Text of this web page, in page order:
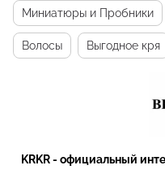
Миниатюры и Пробники
Волосы Выгодное кря
KRKR - официальный